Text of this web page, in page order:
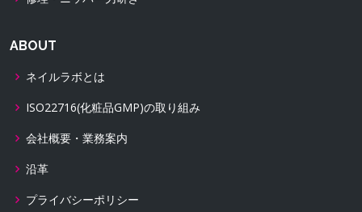
ABOUT
ネイルラボとは
ISO22716(化粧品GMP)の取り組み
会社概要・業務案内
沿革
プライバシーポリシー